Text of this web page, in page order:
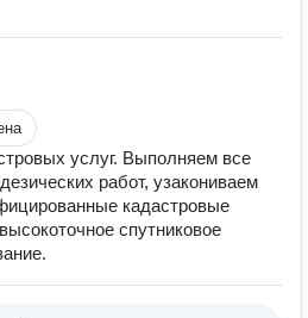
услуг. Выполняем все
работ, узакониваем
кадастровые
спутниковое